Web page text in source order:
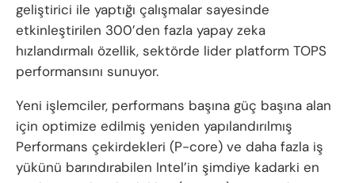
geliştirici ile yaptığı çalışmalar sayesinde
etkinleştirilen 300’den fazla yapay zeka
hızlandırmalı özellik, sektörde lider platform TOPS
performansını sunuyor.
Yeni işlemciler, performans başına güç başına alan
için optimize edilmiş yeniden yapılandırılmış
Performans çekirdekleri (P-core) ve daha fazla iş
yükünü barındırabilen Intel’in şimdiye kadarki en